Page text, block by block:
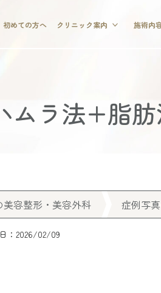
初めての方へ クリニック案内 施術内
ムラ法+脂
美容整形・美容外科 症例写
：2026/02/09